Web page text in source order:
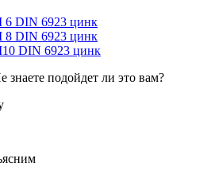
6 DIN 6923 цинк
8 DIN 6923 цинк
DIN 6923 цинк
знаете подойдет ли это вам?